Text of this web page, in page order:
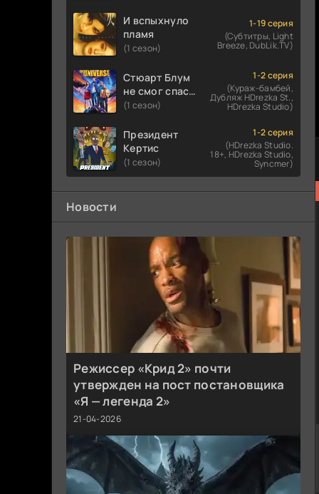
И вспыхнуло
пламя
(1 сезон)
1-19 серия
(Субтитры, Light
Breeze, DubLik.TV)
Стюарт Блум
не смог спасти
вселенную
(1 сезон)
1-2 серия
(Кураж-бамбей,
Дубляж HDrezka St.,
HDrezka Studio)
Президент
Кертис
(1 сезон)
1-2 серия
(HDrezka Studio.
18+, HDrezka Studio,
Syncmer)
Новости
Режиссер «Крид 2» почти
утвержден на пост постановщика
«Я — легенда 2»
21-04-2026